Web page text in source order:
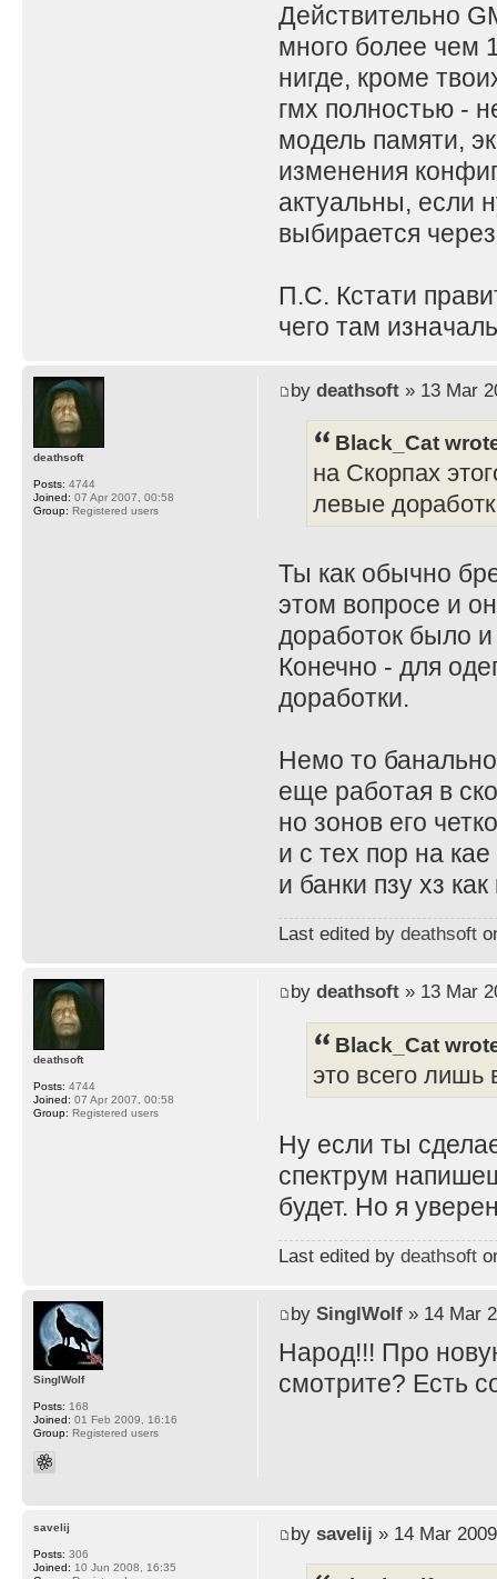
Действительно
много более чем
нигде, кроме
гмх полностью -
модель памяти,
изменения
актуальны, если
выбирается
П.С. Кстати
чего там
by deathsoft» 13 Mar
Black_Cat
на Скорпах
левые
Ты как обычно
этом вопросе и
доработок было
Конечно - для
доработки.
Немо то
еще работая в
но зонов его
и с тех пор на
и банки пзу хз
Last edited by deathsoft
deathsoft
Posts: 4744
Joined: 07 Apr 2007, 00:58
Group: Registered users
by deathsoft» 13 Mar
Black_Cat
это всего лишь
Ну если ты
спектрум
будет. Но я
Last edited by deathsoft
deathsoft
Posts: 4744
Joined: 07 Apr 2007, 00:58
Group: Registered users
by SinglWolf» 14 Mar
Народ!!! Про
смотрите? Есть
SinglWolf
Posts: 168
Joined: 01 Feb 2009, 16:16
Group: Registered users
by savelij » 14 Mar
savelij
Posts: 306
Joined: 10 Jun 2008, 16:35